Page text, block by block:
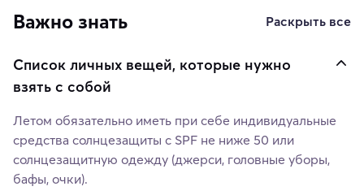
Важно знать Раскрыть все
Список личных вещей, которые нужно
взять с собой
Летом обязательно иметь при себе индивидуальные
средства солнцезащиты с SPF не ниже 50 или
солнцезащитную одежду (джерси, головные уборы,
бафы, очки).